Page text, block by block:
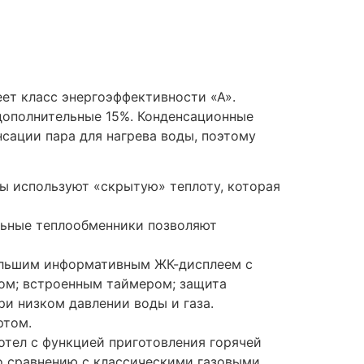
класс энергоэффективности «А».
15%. Конденсационные
пара для нагрева воды, поэтому
«скрытую» теплоту, которая
теплообменники позволяют
информативным ЖК-дисплеем с
встроенным таймером; защита
низком давлении воды и газа.
с функцией приготовления горячей